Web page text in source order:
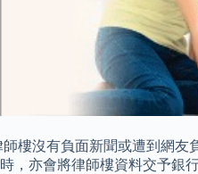
樓沒有負面新聞或遭到網
，亦會將律師樓資料交予